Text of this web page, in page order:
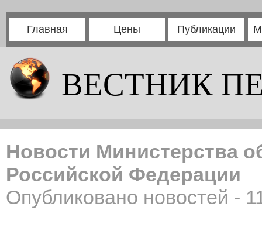
Главная Цены Публикации
ВЕСТНИК
Новости Министерства
Российской Федерации
Опубликовано новостей -